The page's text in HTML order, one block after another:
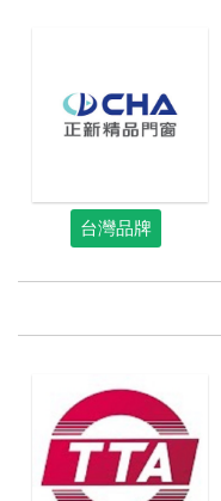
台灣品牌